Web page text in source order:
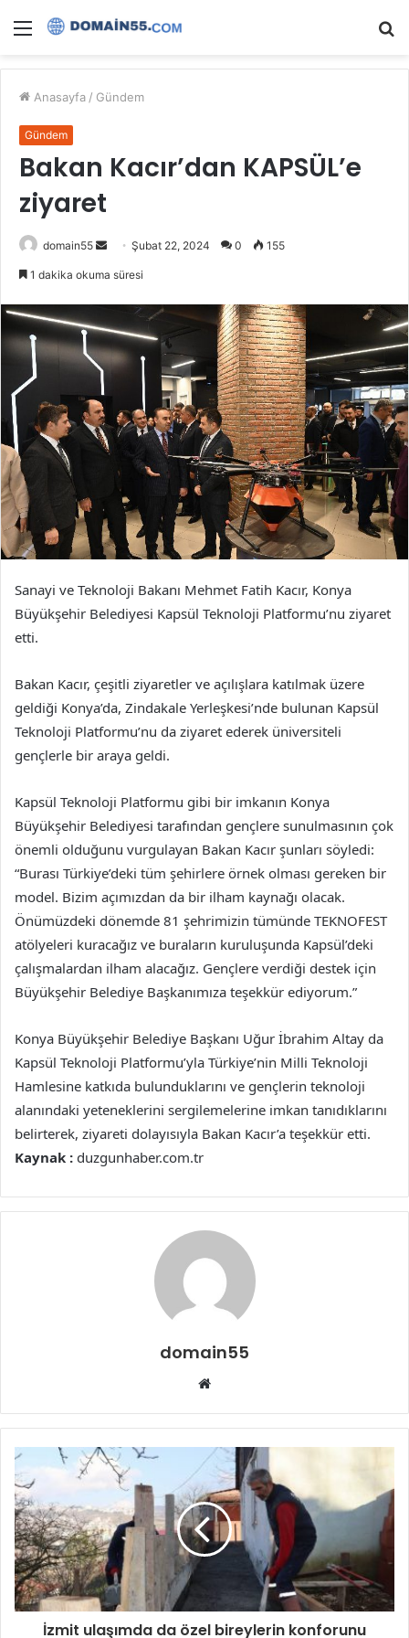
Menü
Anasayfa / Gündem
Gündem
Bakan Kacır’dan KAPSÜL’e
ziyaret
domain55
Bir
göndermek
Şubat 22, 2024 0 155
1 dakika okuma süresi
Sanayi ve Teknoloji Bakanı Mehmet Fatih Kacır, Konya
Büyükşehir Belediyesi Kapsül Teknoloji Platformu’nu ziyaret
etti.
Bakan Kacır, çeşitli ziyaretler ve açılışlara katılmak üzere
geldiği Konya’da, Zindakale Yerleşkesi’nde bulunan Kapsül
Teknoloji Platformu’nu da ziyaret ederek üniversiteli
gençlerle bir araya geldi.
Kapsül Teknoloji Platformu gibi bir imkanın Konya
Büyükşehir Belediyesi tarafından gençlere sunulmasının çok
önemli olduğunu vurgulayan Bakan Kacır şunları söyledi:
“Burası Türkiye’deki tüm şehirlere örnek olması gereken bir
model. Bizim açımızdan da bir ilham kaynağı olacak.
Önümüzdeki dönemde 81 şehrimizin tümünde TEKNOFEST
atölyeleri kuracağız ve buraların kuruluşunda Kapsül’deki
çalışmalardan ilham alacağız. Gençlere verdiği destek için
Büyükşehir Belediye Başkanımıza teşekkür ediyorum.”
Konya Büyükşehir Belediye Başkanı Uğur İbrahim Altay da
Kapsül Teknoloji Platformu’yla Türkiye’nin Milli Teknoloji
Hamlesine katkıda bulunduklarını ve gençlerin teknoloji
alanındaki yeteneklerini sergilemelerine imkan tanıdıklarını
belirterek, ziyareti dolayısıyla Bakan Kacır’a teşekkür etti.
Kaynak : duzgunhaber.com.tr
domain55
Web
İzmit ulaşımda da özel bireylerin konforunu